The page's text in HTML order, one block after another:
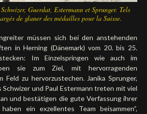
Guerdat, Estermann et Sprunger. Tels
de glaner des médailles pour la Suisse.
müssen sich bei den anstehenden
in Herning (Dänemark) vom 20. bis 25.
Im Einzelspringen wie auch im
sie zum Ziel, mit hervorragenden
Feld zu hervorzustechen. Janika Sprunger,
Schwizer und Paul Estermann treten mit viel
und bestätigen die gute Verfassung ihrer
ein exzellentes Team beisammen“,